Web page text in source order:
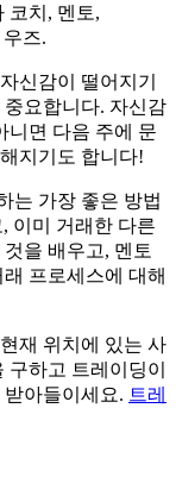
코치, 멘토,
즈.
신감이 떨어지기
요합니다. 자신감
니면 다음 주에 문
지기도 합니다!
는 가장 좋은 방법
이미 거래한 다른
을 배우고, 멘토
프로세스에 대해
재 위치에 있는 사
하고 트레이딩이
아들이세요. 트레